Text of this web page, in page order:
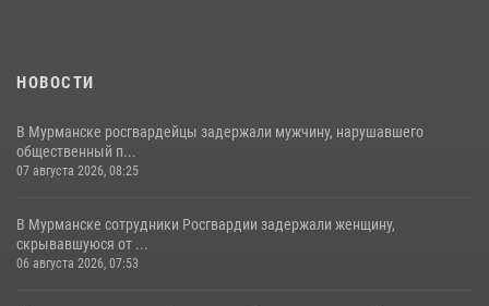
НОВОСТИ
В Мурманске росгвардейцы задержали мужчину, нарушавшего
общественный п...
07 августа 2026, 08:25
В Мурманске сотрудники Росгвардии задержали женщину,
скрывавшуюся от ...
06 августа 2026, 07:53